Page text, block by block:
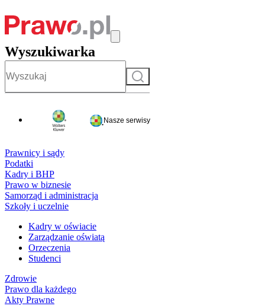
Wyszukiwarka
Szukaj
Nasze serwisy
Prawnicy i sądy
Podatki
Kadry i BHP
Prawo w biznesie
Samorząd i administracja
Szkoły i uczelnie
Kadry w oświacie
Zarządzanie oświatą
Orzeczenia
Studenci
Zdrowie
Prawo dla każdego
Akty Prawne